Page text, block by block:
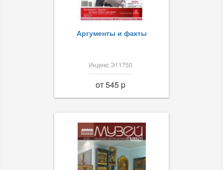
Аргументы и факты
Индекс Э11750
от 545 p